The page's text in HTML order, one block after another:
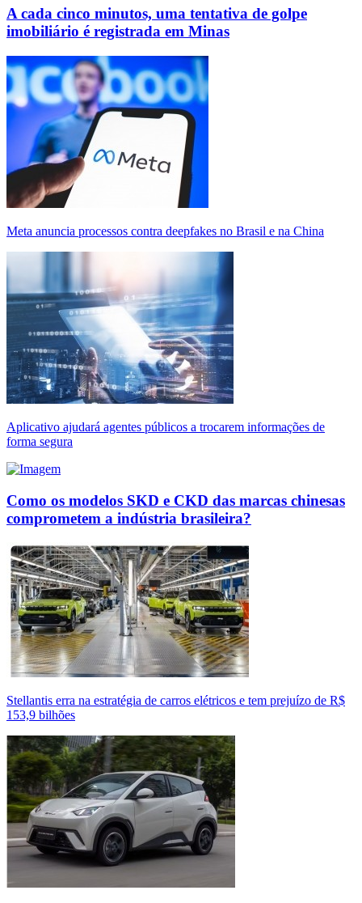
A cada cinco minutos, uma tentativa de golpe
imobiliário é registrada em Minas
Meta anuncia processos contra deepfakes no Brasil e na China
Aplicativo ajudará agentes públicos a trocarem informações de
forma segura
Como os modelos SKD e CKD das marcas chinesas
comprometem a indústria brasileira?
Stellantis erra na estratégia de carros elétricos e tem prejuízo de R$
153,9 bilhões